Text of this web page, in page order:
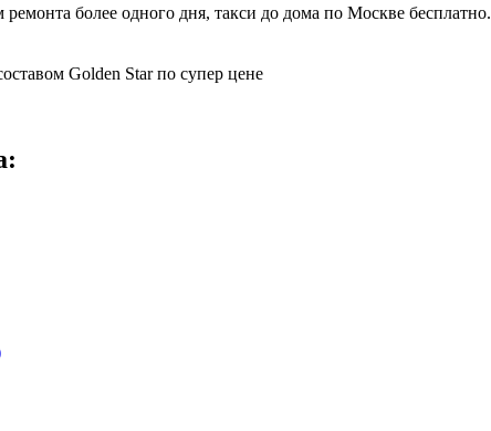
более одного дня, такси до дома по Москве бесплатно.
Golden Star по супер цене